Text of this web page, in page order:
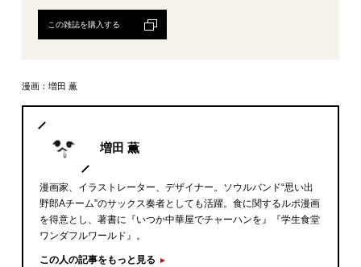
この雑誌を購入する
漫画：増田 薫
増田 薫
漫画家、イラストレーター、デザイナー。ソウルバンド“思い出
野郎Aチーム”のサックス奏者としても活躍。食に関するルポ漫画
を得意とし、著書に『いつか中華屋でチャーハンを』『学生食堂
ワンダフルワールド』。
この人の記事をもっと見る